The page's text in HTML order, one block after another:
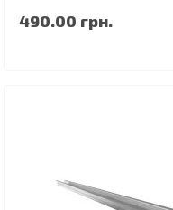
490.00 грн.